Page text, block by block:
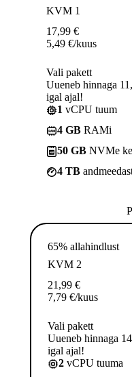
KVM 1
17,99 €
5,49 €/kuus
Vali pakett
Uueneb hinnaga
igal ajal!
1 vCPU tuum
4 GB RAMi
50 GB NVMe
4 TB
65% allahindlust
KVM 2
21,99 €
7,79 €/kuus
Vali pakett
Uueneb hinnaga
igal ajal!
2 vCPU tuuma